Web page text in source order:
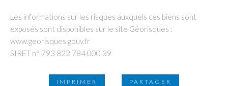
Les informations sur les risques auxquels ces biens sont
exposés sont disponibles sur le site Géorisques :
www.georisques.gouv.fr
SIRET n° 793 822 784 000 39
IMPRIMER PARTAGER